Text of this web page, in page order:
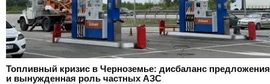
Топливный кризис в Черноземье: дисбаланс предложения
и вынужденная роль частных АЗС